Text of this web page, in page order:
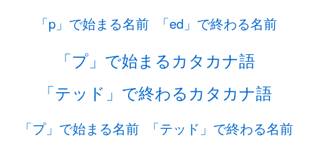
「p」で始まる名前 「ed」で終わる名前
「プ」で始まるカタカナ語
「テッド」で終わるカタカナ語
「プ」で始まる名前 「テッド」で終わる名前